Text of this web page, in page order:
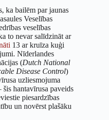
ka bailēm par jaunas
Veselības
veselības
to nevar salīdzināt ar
13 ar kruīza kuģi
Nīderlandes
(Dutch National
Disease Control)
uzliesmojuma
hantavīrusa paveids
piesardzības
un novērst plašāku